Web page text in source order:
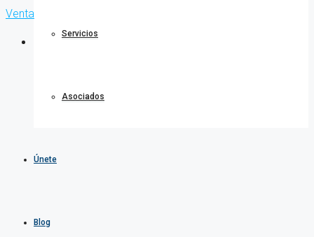
Servicios
Asociados
Únete
Blog
Venta